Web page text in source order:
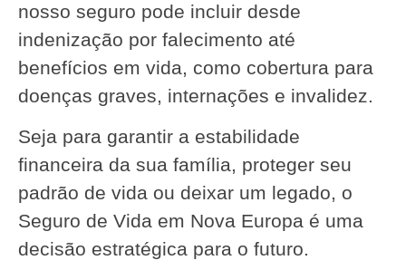
nosso seguro pode incluir desde
indenização por falecimento até
benefícios em vida, como cobertura para
doenças graves, internações e invalidez.
Seja para garantir a estabilidade
financeira da sua família, proteger seu
padrão de vida ou deixar um legado, o
Seguro de Vida em Nova Europa é uma
decisão estratégica para o futuro.